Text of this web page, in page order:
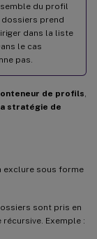
du profil
prend
dans la liste
le cas
pas.
de profils
stratégie de
exclure sous forme
sont pris en
Exemple :